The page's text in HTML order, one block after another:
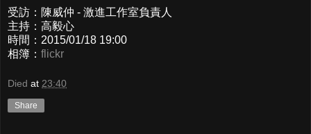
受訪：陳威仲 - 激進工作室負責人
主持：高毅心
時間：2015/01/18 19:00
相簿： flickr
Died at 23:40
Share